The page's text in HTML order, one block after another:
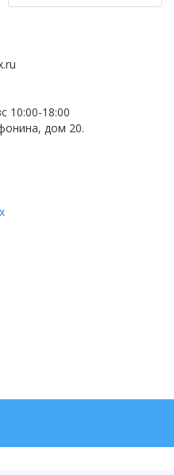
10:00-18:00
дом 20.